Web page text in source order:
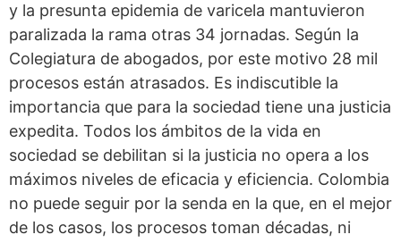
y la presunta epidemia de varicela mantuvieron
paralizada la rama otras 34 jornadas. Según la
Colegiatura de abogados, por este motivo 28 mil
procesos están atrasados. Es indiscutible la
importancia que para la sociedad tiene una justicia
expedita. Todos los ámbitos de la vida en
sociedad se debilitan si la justicia no opera a los
máximos niveles de eficacia y eficiencia. Colombia
no puede seguir por la senda en la que, en el mejor
de los casos, los procesos toman décadas, ni